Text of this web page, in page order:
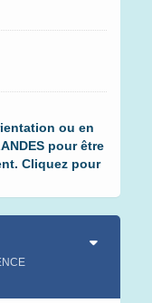
ou en
pour être
Cliquez pour